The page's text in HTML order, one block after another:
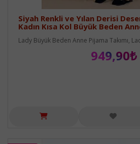
Siyah Renkli ve Yılan Derisi
Kadın Kısa Kol Büyük Beden
Lady Büyük Beden Anne Pijama Takımı,
949,90₺